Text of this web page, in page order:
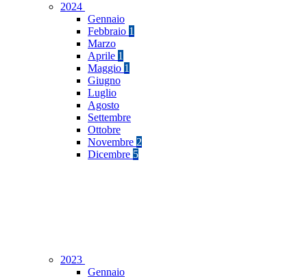
2024
Gennaio
Febbraio 1
Marzo
Aprile 1
Maggio 1
Giugno
Luglio
Agosto
Settembre
Ottobre
Novembre 2
Dicembre 5
2023
Gennaio